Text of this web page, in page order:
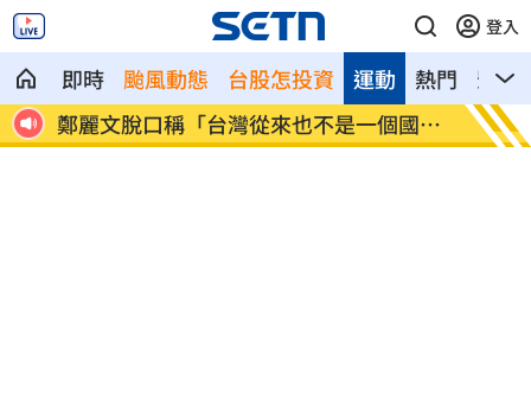
登入
即時 颱風動態 台股怎投資 熱門 影音
運動
捲校園霸凌爭議 知名韓星海外發展近況
曝
身價
做